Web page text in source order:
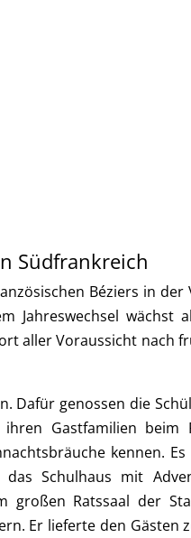
Südfrankreich
Béziers in
wächst
aller Voraussicht nach
Dafür genossen die
Gastfamilien
kennen.
Schulhaus mit
großen Ratssaal der
Er lieferte den